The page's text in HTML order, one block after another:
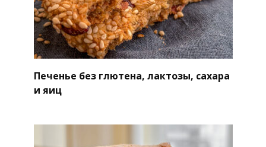
Печенье без глютена, лактозы, сахара
и яиц